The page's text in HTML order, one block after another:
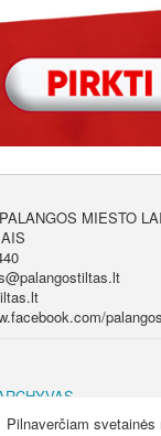
MIESTO
SLAPUKŲ POLITIKA
Pilnaverčiam